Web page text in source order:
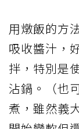
用燉飯的方
吸收醬汁，
拌，特別是
沾鍋。（也
煮，雖然義